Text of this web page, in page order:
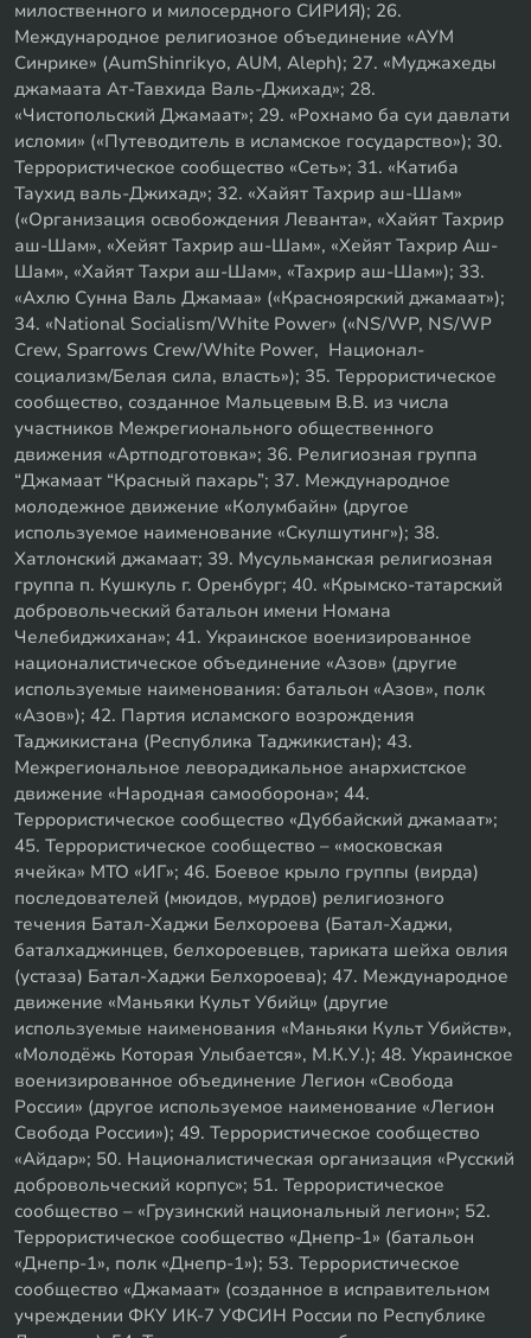
милоственного и милосердного СИРИЯ); 26.
Международное религиозное объединение «АУМ
Синрике» (AumShinrikyo, AUM, Aleph); 27. «Муджахеды
джамаата Ат-Тавхида Валь-Джихад»; 28.
«Чистопольский Джамаат»; 29. «Рохнамо ба суи давлати
исломи» («Путеводитель в исламское государство»); 30.
Террористическое сообщество «Сеть»; 31. «Катиба
Таухид валь-Джихад»; 32. «Хайят Тахрир аш-Шам»
(«Организация освобождения Леванта», «Хайят Тахрир
аш-Шам», «Хейят Тахрир аш-Шам», «Хейят Тахрир Аш-
Шам», «Хайят Тахри аш-Шам», «Тахрир аш-Шам»); 33.
«Ахлю Сунна Валь Джамаа» («Красноярский джамаат»);
34. «National Socialism/White Power» («NS/WP, NS/WP
Crew, Sparrows Crew/White Power, Национал-
социализм/Белая сила, власть»); 35. Террористическое
сообщество, созданное Мальцевым В.В. из числа
участников Межрегионального общественного
движения «Артподготовка»; 36. Религиозная группа
“Джамаат “Красный пахарь”; 37. Международное
молодежное движение «Колумбайн» (другое
используемое наименование «Скулшутинг»); 38.
Хатлонский джамаат; 39. Мусульманская религиозная
группа п. Кушкуль г. Оренбург; 40. «Крымско-татарский
добровольческий батальон имени Номана
Челебиджихана»; 41. Украинское военизированное
националистическое объединение «Азов» (другие
используемые наименования: батальон «Азов», полк
«Азов»); 42. Партия исламского возрождения
Таджикистана (Республика Таджикистан); 43.
Межрегиональное леворадикальное анархистское
движение «Народная самооборона»; 44.
Террористическое сообщество «Дуббайский джамаат»;
45. Террористическое сообщество – «московская
ячейка» МТО «ИГ»; 46. Боевое крыло группы (вирда)
последователей (мюидов, мурдов) религиозного
течения Батал-Хаджи Белхороева (Батал-Хаджи,
баталхаджинцев, белхороевцев, тариката шейха овлия
(устаза) Батал-Хаджи Белхороева); 47. Международное
движение «Маньяки Культ Убийц» (другие
используемые наименования «Маньяки Культ Убийств»,
«Молодёжь Которая Улыбается», М.К.У.); 48. Украинское
военизированное объединение Легион «Свобода
России» (другое используемое наименование «Легион
Свобода России»); 49. Террористическое сообщество
«Айдар»; 50. Националистическая организация «Русский
добровольческий корпус»; 51. Террористическое
сообщество – «Грузинский национальный легион»; 52.
Террористическое сообщество «Днепр-1» (батальон
«Днепр-1», полк «Днепр-1»); 53. Террористическое
сообщество «Джамаат» (созданное в исправительном
учреждении ФКУ ИК-7 УФСИН России по Республике